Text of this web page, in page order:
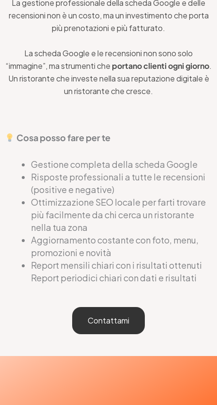
La gestione professionale della scheda Google e delle
recensioni non è un costo, ma un investimento che porta
più prenotazioni e più fatturato.
La scheda Google e le recensioni non sono solo
“immagine”, ma strumenti che portano clienti ogni giorno.
Un ristorante che investe nella sua reputazione digitale è
un ristorante che cresce.
Cosa posso fare per te
Gestione completa della scheda Google
Risposte professionali a tutte le recensioni
(positive e negative)
Ottimizzazione SEO locale per farti trovare
più facilmente da chi cerca un ristorante
nella tua zona
Aggiornamento costante con foto, menu,
promozioni e novità
Report mensili chiari con i risultati ottenuti
Report periodici chiari con dati e risultati
Contattami